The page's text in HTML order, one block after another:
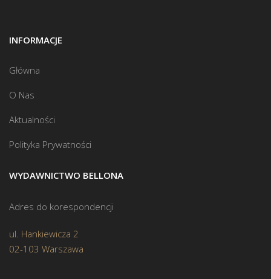
INFORMACJE
Główna
O Nas
Aktualności
Polityka Prywatności
WYDAWNICTWO BELLONA
Adres do korespondencji
ul. Hankiewicza 2
02-103 Warszawa